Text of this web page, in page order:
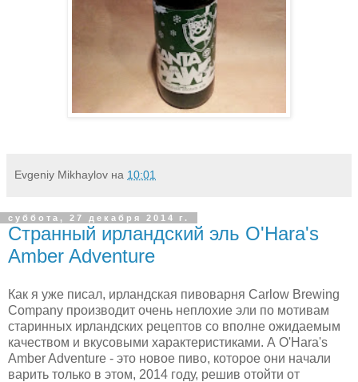
Evgeniy Mikhaylov на 10:01
суббота, 27 декабря 2014 г.
Странный ирландский эль O'Hara's
Amber Adventure
Как я уже писал, ирландская пивоварня Carlow Brewing
Company производит очень неплохие эли по мотивам
старинных ирландских рецептов со вполне ожидаемым
качеством и вкусовыми характеристиками. А O'Hara's
Amber Adventure - это новое пиво, которое они начали
варить только в этом, 2014 году, решив отойти от